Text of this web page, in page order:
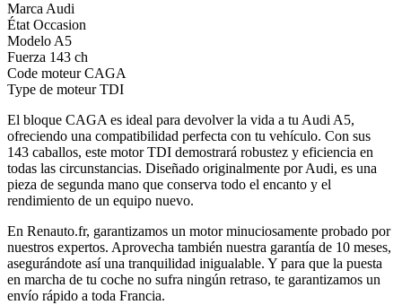
Marca Audi
État Occasion
Modelo A5
Fuerza 143 ch
Code moteurCAGA
Type de moteurTDI
El bloque CAGA es ideal para devolver la vida a tu Audi A5,
ofreciendo una compatibilidad perfecta con tu vehículo. Con sus
143 caballos, este motor TDI demostrará robustez y eficiencia en
todas las circunstancias. Diseñado originalmente por Audi, es una
pieza de segunda mano que conserva todo el encanto y el
rendimiento de un equipo nuevo.
En Renauto.fr, garantizamos un motor minuciosamente probado por
nuestros expertos. Aprovecha también nuestra garantía de 10 meses,
asegurándote así una tranquilidad inigualable. Y para que la puesta
en marcha de tu coche no sufra ningún retraso, te garantizamos un
envío rápido a toda Francia.